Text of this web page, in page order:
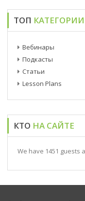
ТОП КАТЕГОРИИ
Вебинары
Подкасты
Статьи
Lesson Plans
КТО НА САЙТЕ
We have 1451 guests